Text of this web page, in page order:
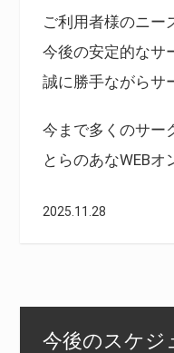
ご利用者様のニー
今後の安定的なサ
誠に勝手ながらサ
今まで多くのサー
とらのあなWEB
2025.11.28
今後のスケジ